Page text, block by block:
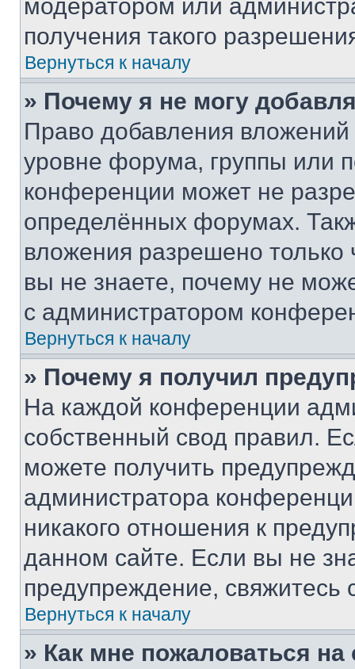
модератором или
получения такого
Вернуться к началу
» Почему я не могу
Право добавления
уровне форума, группы или
конференции может не
определённых форумах.
вложения разрешено
вы не знаете, почему не
с администратором
Вернуться к началу
» Почему я получил
На каждой конференции
собственный свод правил.
можете получить
администратора
никакого отношения к
данном сайте. Если вы не
предупреждение,
Вернуться к началу
» Как мне пожаловаться